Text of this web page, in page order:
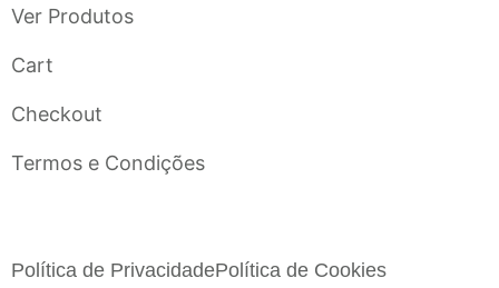
Ver Produtos
Cart
Checkout
Termos e Condições
Política de PrivacidadePolítica de Cookies